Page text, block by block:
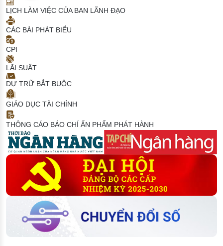
LỊCH LÀM VIỆC CỦA BAN LÃNH ĐẠO
CÁC BÀI PHÁT BIỂU
CPI
LÃI SUẤT
DỰ TRỮ BẮT BUỘC
GIÁO DỤC TÀI CHÍNH
THÔNG CÁO BÁO CHÍ ẤN PHẨM PHÁT HÀNH